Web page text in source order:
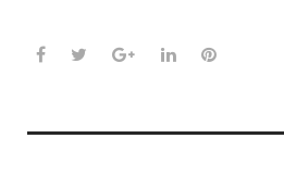
Facebook
TwitterGoogle+LinkedInPinterest